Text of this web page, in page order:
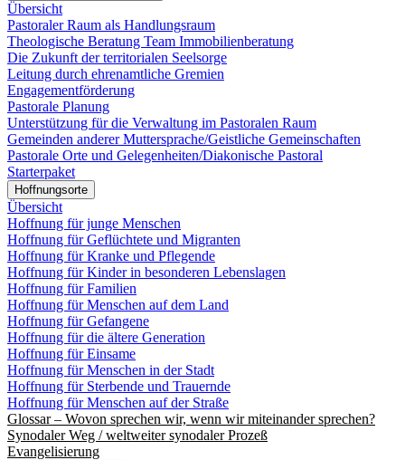
Übersicht
Pastoraler Raum als Handlungsraum
Theologische Beratung Team Immobilienberatung
Die Zukunft der territorialen Seelsorge
Leitung durch ehrenamtliche Gremien
Engagementförderung
Pastorale Planung
Unterstützung für die Verwaltung im Pastoralen Raum
Gemeinden anderer Muttersprache/Geistliche Gemeinschaften
Pastorale Orte und Gelegenheiten/Diakonische Pastoral
Starterpaket
Hoffnungsorte
Übersicht
Hoffnung für junge Menschen
Hoffnung für Geflüchtete und Migranten
Hoffnung für Kranke und Pflegende
Hoffnung für Kinder in besonderen Lebenslagen
Hoffnung für Familien
Hoffnung für Menschen auf dem Land
Hoffnung für Gefangene
Hoffnung für die ältere Generation
Hoffnung für Einsame
Hoffnung für Menschen in der Stadt
Hoffnung für Sterbende und Trauernde
Hoffnung für Menschen auf der Straße
Glossar – Wovon sprechen wir, wenn wir miteinander sprechen?
Synodaler Weg / weltweiter synodaler Prozeß
Evangelisierung